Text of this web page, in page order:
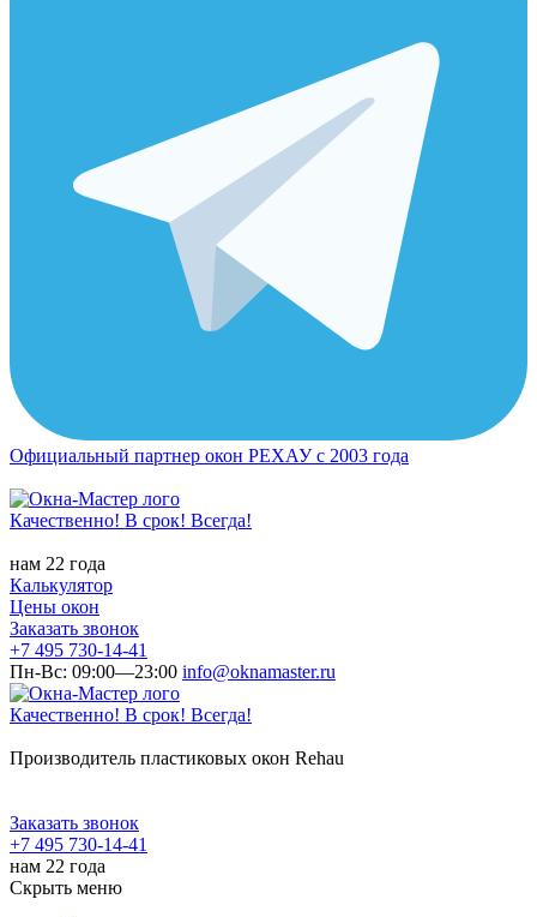
Официальный партнер окон РЕХАУ с 2003 года
Качественно! В срок! Всегда!
нам 22 года
Калькулятор
Цены окон
Заказать звонок
+7 495 730-14-41
Пн-Вс: 09:00—23:00 info@oknamaster.ru
Качественно! В срок! Всегда!
Производитель пластиковых окон Rehau
Заказать звонок
+7 495 730-14-41
нам 22 года
Скрыть меню